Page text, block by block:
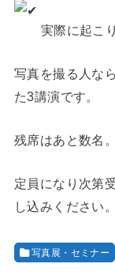
実際に起こ
写真を撮る人な
た3講演です。
残席はあと数名。
定員になり次第
し込みください。
写真展・セミナー